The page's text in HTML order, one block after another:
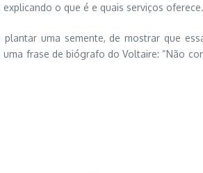
o que é e quais serviços oferece.
uma semente, de mostrar que
frase de biógrafo do Voltaire: “Não